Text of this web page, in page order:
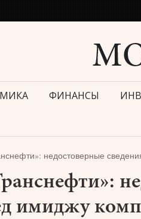
ФИНАНСЫ
недостоверные
имиджу